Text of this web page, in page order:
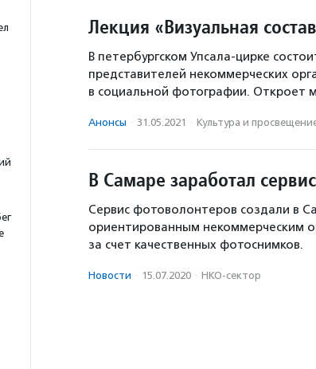
Лекция «Визуальная
В петербургском Упсала-цирке
представителей некоммерческих
в социальной фотографии. Откроет
Анонсы · 31.05.2021 · Культура и
В Самаре заработал
Сервис фотоволонтеров создали в
ориентированным некоммерческим
за счет качественных фотоснимков.
Новости · 15.07.2020 · НКО-сектор